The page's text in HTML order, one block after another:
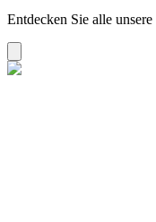
Entdecken Sie alle